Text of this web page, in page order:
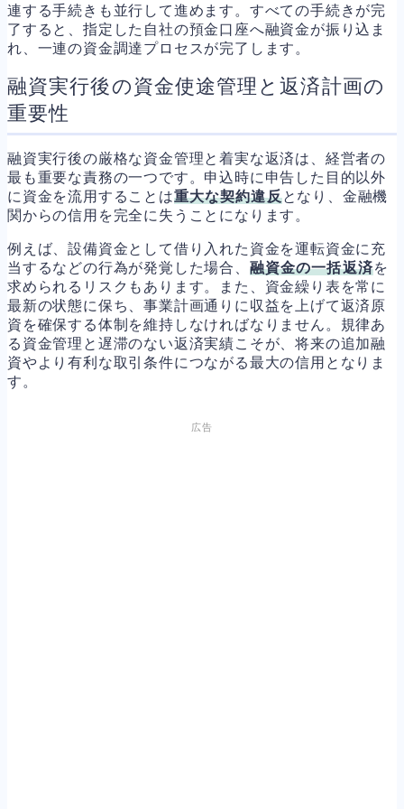
連する手続きも並行して進めます。すべての手続きが完
了すると、指定した自社の預金口座へ融資金が振り込ま
れ、一連の資金調達プロセスが完了します。
融資実行後の資金使途管理と返済計画の
重要性
融資実行後の厳格な資金管理と着実な返済は、経営者の
最も重要な責務の一つです。申込時に申告した目的以外
に資金を流用することは重大な契約違反となり、金融機
関からの信用を完全に失うことになります。
例えば、設備資金として借り入れた資金を運転資金に充
当するなどの行為が発覚した場合、 融資金の一括返済を
求められるリスクもあります。また、資金繰り表を常に
最新の状態に保ち、事業計画通りに収益を上げて返済原
資を確保する体制を維持しなければなりません。規律あ
る資金管理と遅滞のない返済実績こそが、将来の追加融
資やより有利な取引条件につながる最大の信用となりま
す。
広告